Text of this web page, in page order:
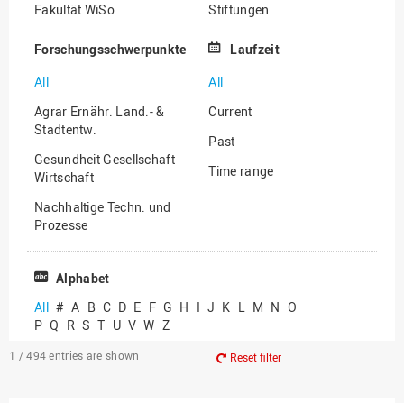
Fakultät WiSo
Stiftungen
Sonstige
Forschungsschwerpunkte
All
Agrar Ernähr. Land.- &
Stadtentw.
Gesundheit Gesellschaft
Wirtschaft
Nachhaltige Techn. und
Prozesse
Vielfältiges Forschen
Laufzeit
All
Current
Past
Time range
Alphabet
All # A B C D E F G H I J K L M N O
P Q R S T U V W Z
1 / 494 entries are shown Reset filter